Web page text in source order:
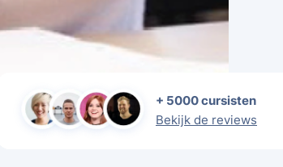
+ 5000 cursisten
Bekijk de reviews